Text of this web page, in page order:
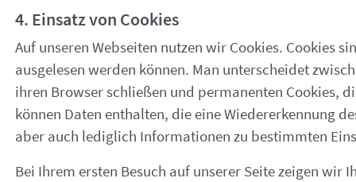
4. Einsatz von Cookies
Auf unseren Webseiten nutzen wir Cookies. Cookies
ausgelesen werden können. Man unterscheidet
ihren Browser schließen und permanenten Cookies,
können Daten enthalten, die eine Wiedererkennung
aber auch lediglich Informationen zu bestimmten
Bei Ihrem ersten Besuch auf unserer Seite zeigen wir